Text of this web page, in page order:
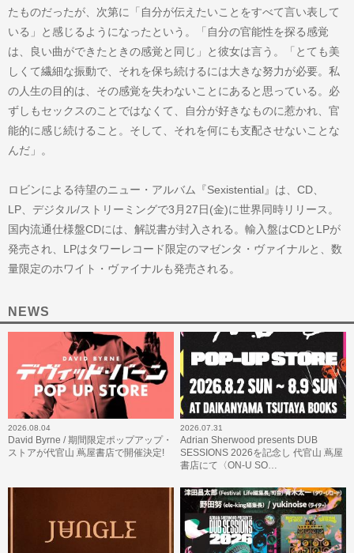
たものだったが、次第に「自分が伝えたいことをすべて言い表して
いる」と感じるようになったという。「自分の官能性を探る感覚
は、良い曲ができたときの感覚と同じ」と彼女は言う。「とても美
しくて繊細な振動で、それを保ち続けるには大きな努力が必要。私
の人生の目的は、その感覚を失わないことにあると思っている。必
ずしもセックスのことではなくて、自分が好きなものに惹かれ、官
能的に感じ続けること。そして、それを何にも支配させないことな
んだ」。
ロビンによる待望のニュー・アルバム『Sexistential』は、CD、
LP、デジタル/ストリーミングで3月27日(金)に世界同時リリース。
国内流通仕様盤CDには、解説書が封入される。輸入盤はCDとLPが
発売され、LPはタワーレコード限定のマゼンタ・ヴァイナルと、数
量限定のホワイト・ヴァイナルも発売される。
NEWS
2026.08.04
David Byrne / 期間限定ポップアップ・
ストアが代官山 蔦屋書店で開催決定!
2026.07.31
Adrian Sherwood presents DUB
SESSIONS 2026を記念し 代官山 蔦屋
書店にて〈ON-U SO…